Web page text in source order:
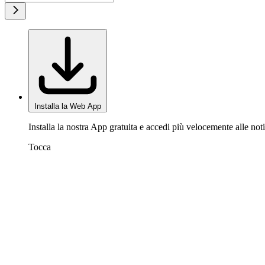
Installa la Web App
Installa la nostra App gratuita e accedi più velocemente alle
Tocca